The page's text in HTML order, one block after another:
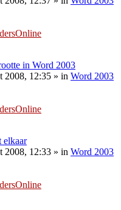
in Word 2003
2008, 12:35 » in Word 2003
elkaar
2008, 12:33 » in Word 2003